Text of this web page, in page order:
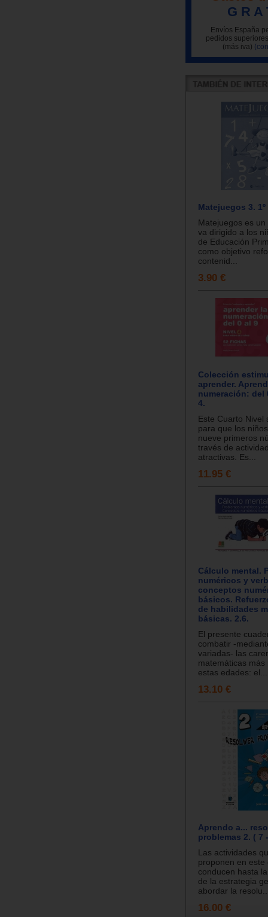
G R A
Envíos España
pedidos
(más iva)
Matejuegos 3.
Matejuegos es
va dirigido a los
de Educación
como objetivo
contenid...
3.90 €
Colección
aprender.
numeración: del
4.
Este Cuarto Nivel
para que los
nueve primeros
través de
atractivas. Es...
11.95 €
Cálculo mental.
numéricos y
conceptos
básicos.
de habilidades
básicas. 2.6.
El presente
combatir -
variadas- las
matemáticas más
estas edades: el...
13.10 €
Aprendo a...
problemas 2. ( 7
Las actividades
proponen en este
conducen hasta
de la estrategia
abordar la
16.00 €